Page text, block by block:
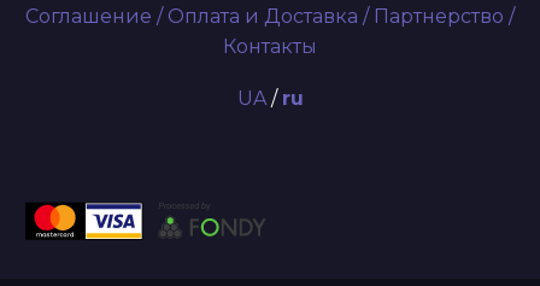
Соглашение / Оплата и Доставка / Партнерство /
Контакты
UA/ ru